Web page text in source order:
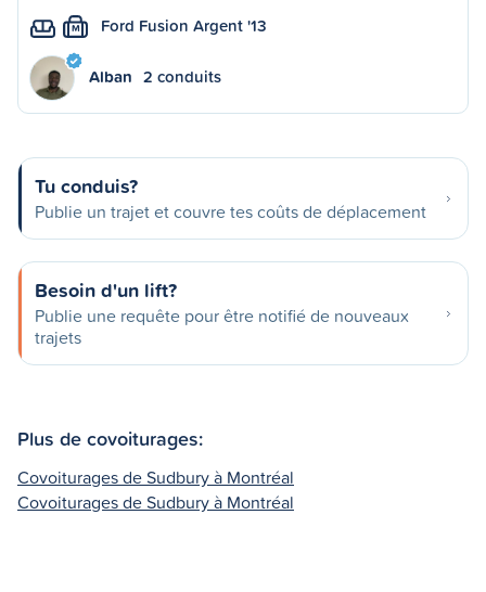
M Ford Fusion Argent '13
Alban 2 conduits
Tu conduis?
Publie un trajet et couvre tes coûts de déplacement
Besoin d'un lift?
Publie une requête pour être notifié de nouveaux
trajets
Plus de covoiturages:
Covoiturages de Sudbury à Montréal
Covoiturages de Sudbury à Montréal